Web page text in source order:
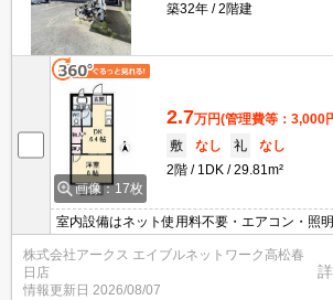
築32年
2階建
画像：17枚
2.7万円(管理費等：3,000
敷
なし 礼
なし
2階
1DK 29.81m²
室内設備はネット使用料不要・エアコン・照
り、とても充実しています。直接会わずにイ
者を確認できるので、トラブル回避にも防犯
収納はシューズボックス・全居室収納など豊
物の整理がしやすく便利です。駐輪場付きのア
株式会社アークス エイブルネットワーク高松春
日店
情報更新日 2026/08/07